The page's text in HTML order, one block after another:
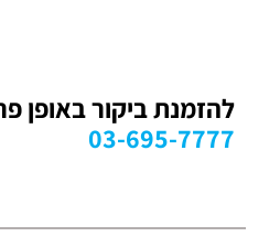
להזמנת ביקור באופן
03-695-7777